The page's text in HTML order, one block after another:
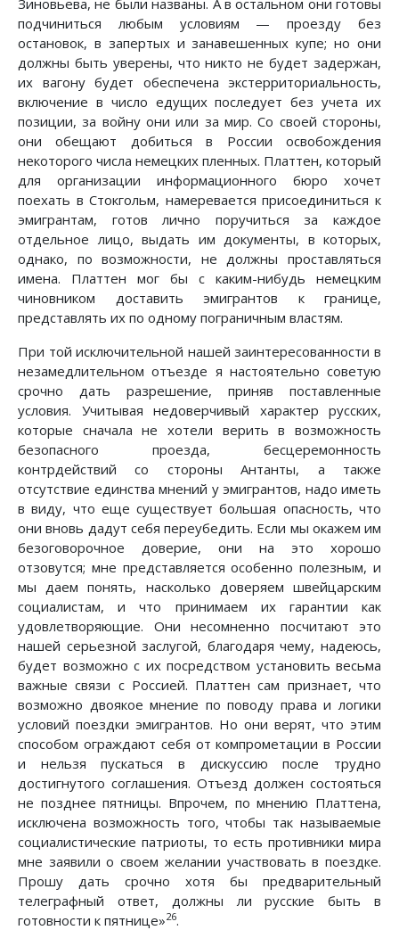
подчиниться любым условиям — проезду без
остановок, в запертых и занавешенных купе; но они
должны быть уверены, что никто не будет задержан,
их вагону будет обеспечена экстерриториальность,
включение в число едущих последует без учета их
позиции, за войну они или за мир. Со своей стороны,
они обещают добиться в России освобождения
некоторого числа немецких пленных. Платтен, который
для организации информационного бюро хочет
поехать в Стокгольм, намеревается присоединиться к
эмигрантам, готов лично поручиться за каждое
отдельное лицо, выдать им документы, в которых,
однако, по возможности, не должны проставляться
имена. Платтен мог бы с каким-нибудь немецким
чиновником доставить эмигрантов к границе,
представлять их по одному пограничным властям.
При той исключительной нашей заинтересованности в
незамедлительном отъезде я настоятельно советую
срочно дать разрешение, приняв поставленные
условия. Учитывая недоверчивый характер русских,
которые сначала не хотели верить в возможность
безопасного проезда, бесцеремонность
контрдействий со стороны Антанты, а также
отсутствие единства мнений у эмигрантов, надо иметь
в виду, что еще существует большая опасность, что
они вновь дадут себя переубедить. Если мы окажем им
безоговорочное доверие, они на это хорошо
отзовутся; мне представляется особенно полезным, и
мы даем понять, насколько доверяем швейцарским
социалистам, и что принимаем их гарантии как
удовлетворяющие. Они несомненно посчитают это
нашей серьезной заслугой, благодаря чему, надеюсь,
будет возможно с их посредством установить весьма
важные связи с Россией. Платтен сам признает, что
возможно двоякое мнение по поводу права и логики
условий поездки эмигрантов. Но они верят, что этим
способом ограждают себя от компрометации в России
и нельзя пускаться в дискуссию после трудно
достигнутого соглашения. Отъезд должен состояться
не позднее пятницы. Впрочем, по мнению Платтена,
исключена возможность того, чтобы так называемые
социалистические патриоты, то есть противники мира
мне заявили о своем желании участвовать в поездке.
Прошу дать срочно хотя бы предварительный
телеграфный ответ, должны ли русские быть в
готовности к пятнице»26.